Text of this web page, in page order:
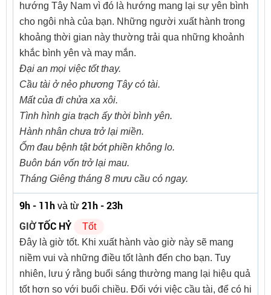
hướng Tây Nam vì đó là hướng mang lại sự yên bình
cho ngôi nhà của bạn. Những người xuất hành trong
khoảng thời gian này thường trải qua những khoảnh
khắc bình yên và may mắn.
Đại an mọi việc tốt thay.
Cầu tài ở nẻo phương Tây có tài.
Mất của đi chửa xa xôi.
Tình hình gia trạch ấy thời bình yên.
Hành nhân chưa trở lại miền.
Ốm đau bệnh tật bớt phiền không lo.
Buôn bán vốn trở lại mau.
Tháng Giêng tháng 8 mưu cầu có ngay.
9h - 11h và từ 21h - 23h
GIỜTỐC HỶ
Tốt
Đây là giờ tốt. Khi xuất hành vào giờ này sẽ mang
niềm vui và những điều tốt lành đến cho bạn. Tuy
nhiên, lưu ý rằng buổi sáng thường mang lại hiệu quả
tốt hơn so với buổi chiều. Đối với việc cầu tài, để có hi